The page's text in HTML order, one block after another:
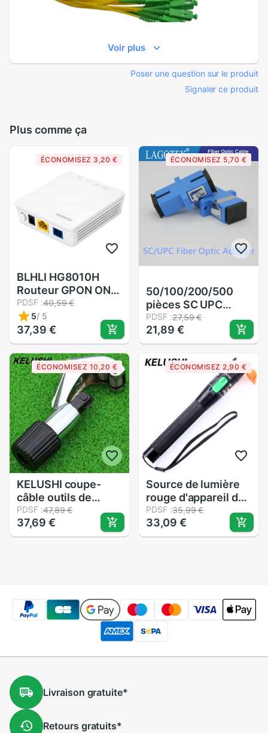
Voir plus
Poser une question sur le produit
Signaler ce produit
Plus comme ça
ÉCONOMISEZ 3,20 €
BLHLI HG8010H
Routeur GPON ONU
ONT - Interface 1GE
SC/UPC
Équipement Fibre
Optique FTTH
PDSF :40,59 €
5/ 5
37,39 €
ÉCONOMISEZ 5,70 €
50/100/200/500
pièces SC UPC
Simplex adaptateur
Fiber optique
monomode SC
coupleur fibre
optique SC UPC
connecteur SC
PDSF :27,59 €
21,89 €
ÉCONOMISEZ 10,20 €
KELUSHI coupe-
câble outils de
dénudage optique à
fibres couteau à
dénuder latéral
PDSF :47,89 €
37,69 €
ÉCONOMISEZ 2,90 €
Source de lumière
rouge d'appareil de
contrôle de câble
optique de Fiber en
métal de KELUSHI
de 2.5mm
PDSF :35,99 €
33,09 €
Livraison gratuite*
Retours gratuits*